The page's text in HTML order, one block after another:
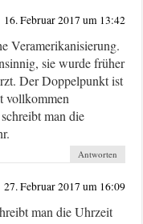
16. Februar 2017 um 13:42
Veramerikanisierung.
sie wurde früher
Der Doppelpunkt ist
vollkommen
man die
Antworten
27. Februar 2017 um 16:09
man die Uhrzeit